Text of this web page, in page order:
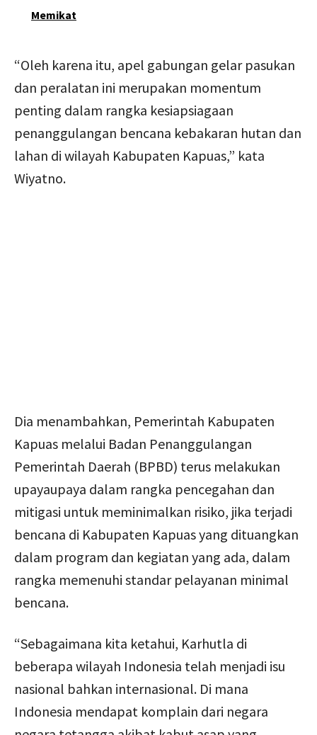
Memikat
“Oleh karena itu, apel gabungan gelar pasukan
dan peralatan ini merupakan momentum
penting dalam rangka kesiapsiagaan
penanggulangan bencana kebakaran hutan dan
lahan di wilayah Kabupaten Kapuas,” kata
Wiyatno.
Dia menambahkan, Pemerintah Kabupaten
Kapuas melalui Badan Penanggulangan
Pemerintah Daerah (BPBD) terus melakukan
upayaupaya dalam rangka pencegahan dan
mitigasi untuk meminimalkan risiko, jika terjadi
bencana di Kabupaten Kapuas yang dituangkan
dalam program dan kegiatan yang ada, dalam
rangka memenuhi standar pelayanan minimal
bencana.
“Sebagaimana kita ketahui, Karhutla di
beberapa wilayah Indonesia telah menjadi isu
nasional bahkan internasional. Di mana
Indonesia mendapat komplain dari negara